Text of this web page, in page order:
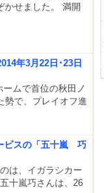
かせました。 満開
年3月22日･23日
ムで首位の秋田ノ
勢で、プレイオフ進
ビスの「五十嵐 巧
は、イガラシカー
十嵐巧さんは、26